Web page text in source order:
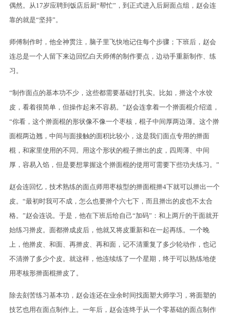
偶然。从17岁应聘到饭店后厨“帮忙”，到正式进入后厨面点组，赵会连
靠的就是“坚持”。
师傅制作时，他全神贯注，脑子里飞快地记住每个步骤；下班后，赵会
连总是一个人留下来边回忆白天师傅的制作要点，边动手重新制作、练
习。
“制作面点的基本功不少，这些都需要基础打扎实。比如，擀这个水饺
皮，看着很简单，但操作起来不容易。”赵会连拿着一个擀面棍介绍道，
“你看，这个擀面棍的形状像不像一个枣核，棍子中间厚两边薄。这个擀
面棍两边翘，中间与面接触的面积比较小，这是我们面点专用的擀面
棍，和家里使用的不同。用这个形状的棍子擀出的皮，四周薄、中间
厚，容易入馅，但是要想掌握这个擀面棍的使用可需要下些功夫练习。”
赵会连回忆，技术熟练的面点师用枣核型的擀面棍擀4下就可以擀出一个
皮。“最初时我可不成，怎么也要擀个六七下，而且擀出的皮也不太合
格。”赵会连说。于是，他在下班后给自己“加码”：和上两斤的干面就开
始练习擀皮。面都擀成皮后，他就又将皮重新和在一起再练。一个晚
上，他擀皮、和面、再擀皮、再和面，记不清重复了多少轮动作，也记
不清擀了多少个皮。就这样，他连续练了一个星期，终于可以熟练地使
用枣核形擀面棍擀皮了。
除去刻苦练习基本功，赵会连还在业余时间找面塑大师学习，将面塑的
技艺也用在面点制作上。一年后，赵会连终于从一个零基础的面点制作